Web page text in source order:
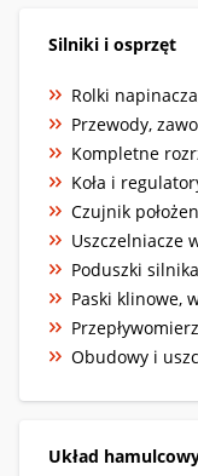
Silniki i osprzęt
Rolki
Przewody,
Kompletne
Koła i
Czujnik
Uszczelniacze
Poduszki silnika
Paski klinowe,
Obudowy i
Układ